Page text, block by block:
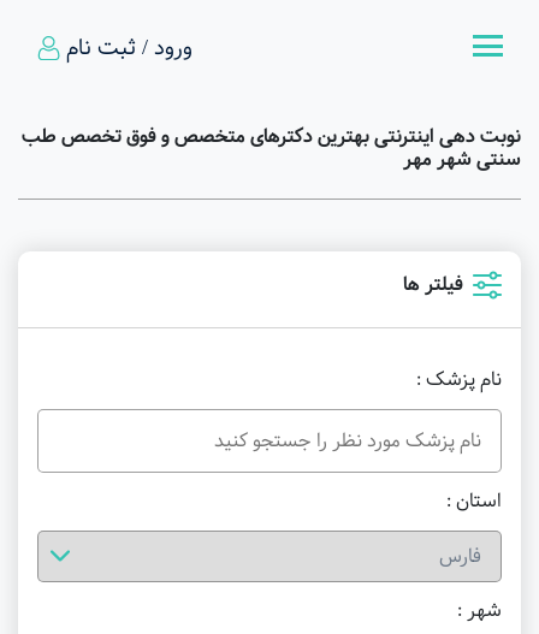
ورود / ثبت نام
نوبت دهی اینترنتی بهترین دکترهای متخصص و فوق تخصص طب
سنتی شهر مهر
فیلتر ها
نام پزشک :
استان :
شهر :